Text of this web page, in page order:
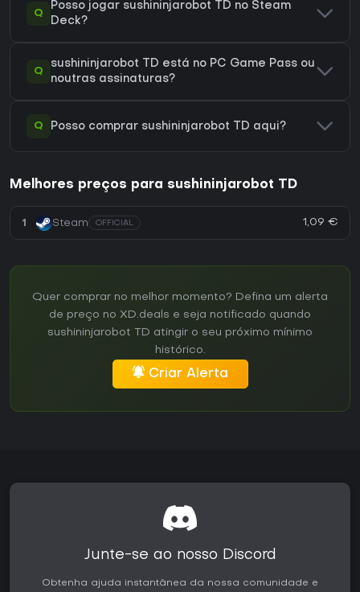
Q
Posso jogar sushininjarobot TD no Steam
Deck?
Q
sushininjarobot TD está no PC Game Pass ou
noutras assinaturas?
Q Posso comprar sushininjarobot TD aqui?
Melhores preços para sushininjarobot TD
1 Steam OFFICIAL 1,09 €
Quer comprar no melhor momento? Defina um alerta
de preço no XD.deals e seja notificado quando
sushininjarobot TD atingir o seu próximo mínimo
histórico.
Criar Alerta
Junte-se ao nosso Discord
Obtenha ajuda instantânea da nossa comunidade e